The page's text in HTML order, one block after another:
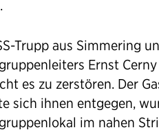
Trupp aus Simmering
Ernst
es zu zerstören. Der
sich ihnen entgegen,
im nahen